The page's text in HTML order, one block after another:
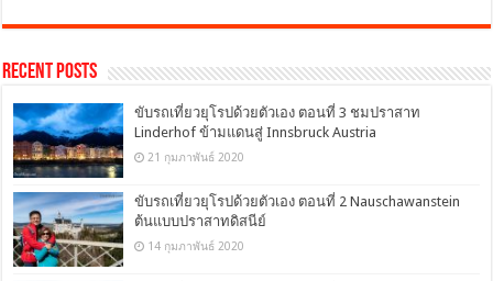
Recent Posts
ขับรถเที่ยวยุโรปด้วยตัวเอง ตอนที่ 3 ชมปราสาท
Linderhof ข้ามแดนสู่ Innsbruck Austria
21 กุมภาพันธ์ 2020
ขับรถเที่ยวยุโรปด้วยตัวเอง ตอนที่ 2 Nauschawanstein
ต้นแบบปราสาทดิสนีย์
14 กุมภาพันธ์ 2020